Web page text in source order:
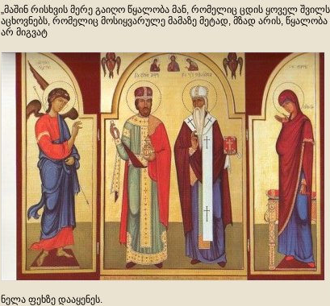
„მაშინ რისხვის მერე გაიღო წყალობა მან, რომელიც ცდის ყოველ
აცხოვნებს, რომელიც მოსიყვარულე მამაზე მეტად, მზად არის,
არ მიგვატ
ნელა ფეხზე დააყენეს.